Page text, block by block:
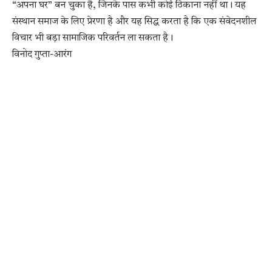
“अपना घर” बन चुका है, जिनके पास कभी कोई ठिकाना नहीं था। यह
संस्थान समाज के लिए प्रेरणा है और यह सिद्ध करता है कि एक संवेदनशील
विचार भी बड़ा सामाजिक परिवर्तन ला सकता है।
विनोद गुप्ता-आरंग